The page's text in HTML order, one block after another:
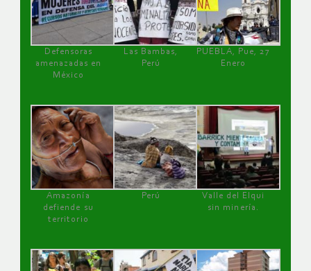
Defensoras
amenazadas en
México
Las Bambas,
Perú
PUEBLA, Pue, 27
Enero
Amazonía
defiende su
territorio
Perú
Valle del Elqui
sin minería.